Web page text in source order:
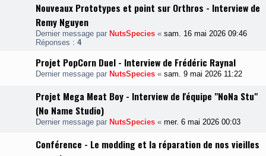
Nouveaux Prototypes et point sur Orthros - Interview de
Remy Nguyen
Dernier message par NutsSpecies « sam. 16 mai 2026 09:46
Réponses : 4
Projet PopCorn Duel - Interview de Frédéric Raynal
Dernier message par NutsSpecies « sam. 9 mai 2026 11:22
Projet Mega Meat Boy - Interview de l'équipe "NoNa Stu"
(No Name Studio)
Dernier message par NutsSpecies « mer. 6 mai 2026 00:03
Conférence - Le modding et la réparation de nos vieilles